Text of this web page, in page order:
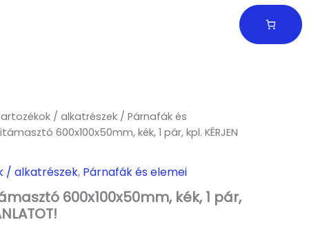
/ alkatrészek / Párnafák és
600x100x50mm, kék, 1 pár, kpl. KÉRJEN
/ alkatrészek, Párnafák és elemei
600x100x50mm, kék, 1 pár,